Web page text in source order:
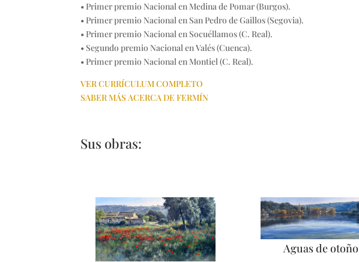
• Primer premio Nacional en Medina de Pomar (Burgos).
• Primer premio Nacional en San Pedro de Gaillos (Segovia).
• Primer premio Nacional en Socuéllamos (C. Real).
• Segundo premio Nacional en Valés (Cuenca).
• Primer premio Nacional en Montiel (C. Real).
VER CURRÍCULUM COMPLETO
SABER MÁS ACERCA DE FERMÍN
Sus obras:
Aguas de otoño